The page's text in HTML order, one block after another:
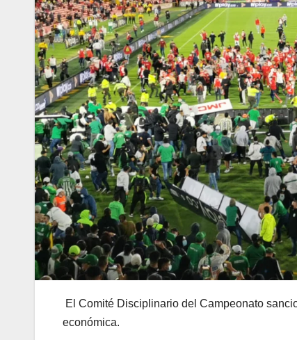
El Comité Disciplinario del Campeonato
económica.